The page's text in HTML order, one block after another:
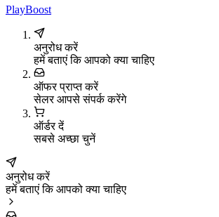
PlayBoost
अनुरोध करें
हमें बताएं कि आपको क्या चाहिए
ऑफर प्राप्त करें
सेलर आपसे संपर्क करेंगे
ऑर्डर दें
सबसे अच्छा चुनें
अनुरोध करें
हमें बताएं कि आपको क्या चाहिए